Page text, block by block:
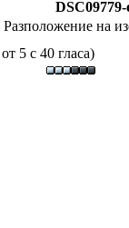
Разположение на
5 с 40 гласа)